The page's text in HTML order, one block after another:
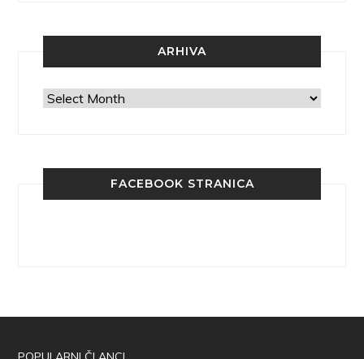
ARHIVA
Arhiva
FACEBOOK STRANICA